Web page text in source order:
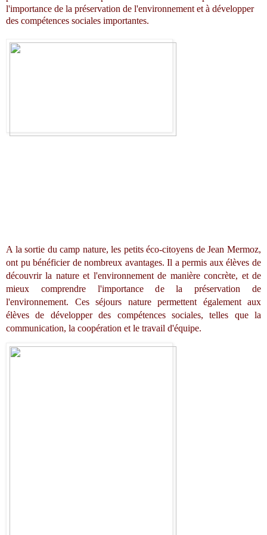
l'importance de la préservation de l'environnement et à développer
des compétences sociales importantes.
A la sortie du camp nature, les petits éco-citoyens de Jean Mermoz,
ont pu bénéficier de nombreux avantages. Il a permis aux élèves de
découvrir la nature et l'environnement de manière concrète, et de
mieux comprendre l'importance de la préservation de
l'environnement. Ces séjours nature permettent également aux
élèves de développer des compétences sociales, telles que la
communication, la coopération et le travail d'équipe.